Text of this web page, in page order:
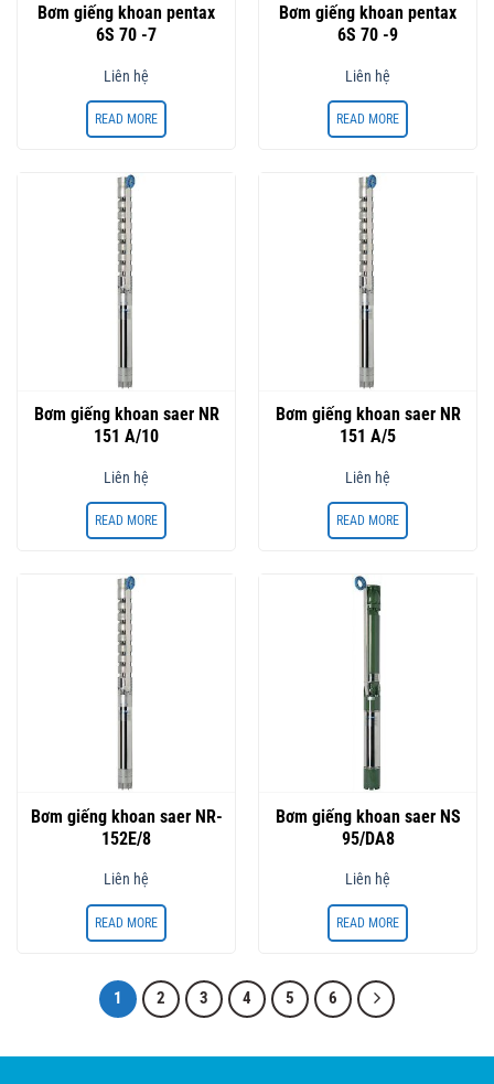
Bơm giếng khoan pentax
6S 70 -7
Liên hệ
READ MORE
Bơm giếng khoan pentax
6S 70 -9
Liên hệ
READ MORE
Bơm giếng khoan saer NR
151 A/10
Liên hệ
READ MORE
Bơm giếng khoan saer NR
151 A/5
Liên hệ
READ MORE
Bơm giếng khoan saer NR-
152E/8
Liên hệ
READ MORE
Bơm giếng khoan saer NS
95/DA8
Liên hệ
READ MORE
1 2 3 4 5 6